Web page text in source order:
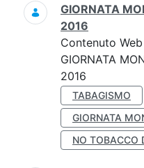
GIORNATA
2016
Contenuto Web
GIORNATA
2016
TABAGISMO
GIORNATA
NO TOBACCO